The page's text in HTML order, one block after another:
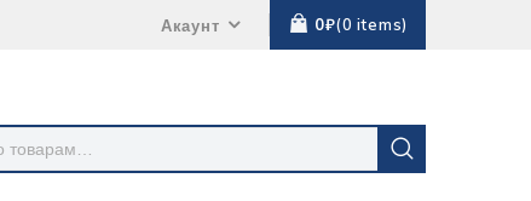
Акаунт 0₽ 0 items